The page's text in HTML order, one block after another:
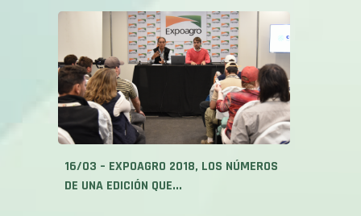
16/03 – EXPOAGRO 2018, LOS NÚMEROS
DE UNA EDICIÓN QUE...
16/03/18